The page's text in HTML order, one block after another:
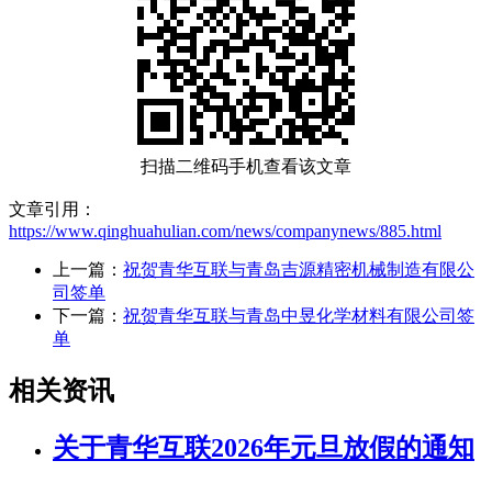
扫描二维码手机查看该文章
文章引用：
https://www.qinghuahulian.com/news/companynews/885.html
上一篇： 祝贺青华互联与青岛吉源精密机械制造有限公
司签单
下一篇： 祝贺青华互联与青岛中昱化学材料有限公司签
单
相关资讯
关于青华互联2026年元旦放假的通知